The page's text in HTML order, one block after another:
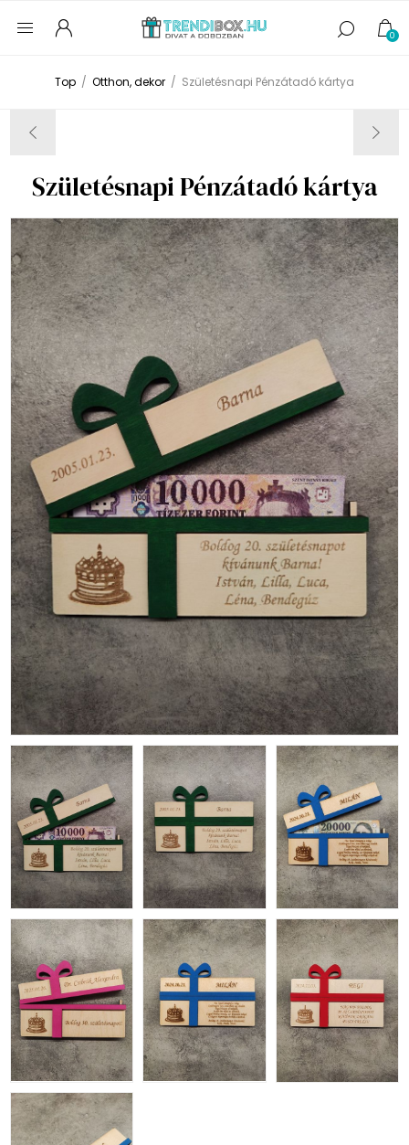
0
Top / Otthon, dekor / Születésnapi Pénzátadó kártya
Születésnapi Pénzátadó kártya